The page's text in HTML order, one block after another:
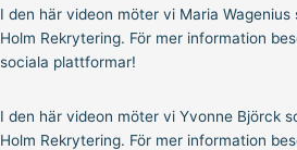
I den här videon möter vi Maria Wagenius
Holm Rekrytering. För mer information
sociala plattformar!
I den här videon möter vi Yvonne Björck
Holm Rekrytering. För mer information